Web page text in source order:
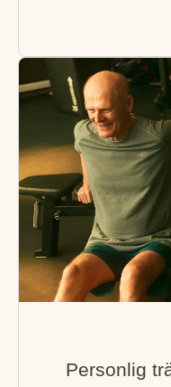
Personlig